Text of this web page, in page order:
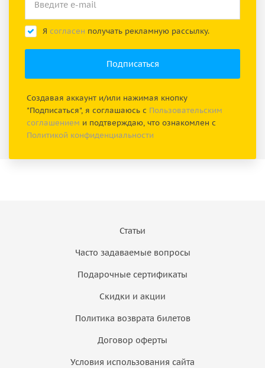
Я согласен получать рекламную рассылку.
Создавая аккаунт и/или нажимая кнопку
"Подписаться", я соглашаюсь с Пользовательским
соглашением и подтверждаю, что ознакомлен с
Политикой конфиденциальности
Статьи
Часто задаваемые вопросы
Подарочные сертификаты
Скидки и акции
Политика возврата билетов
Договор оферты
Условия использования сайта